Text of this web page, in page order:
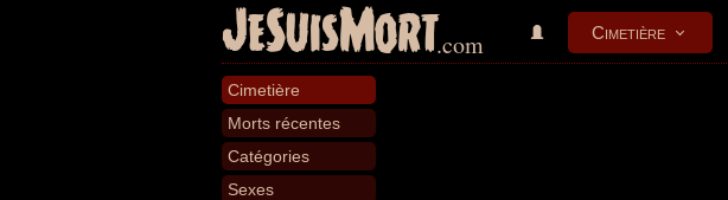
JeSuisMort.com Cimetière
Cimetière
Morts récentes
Catégories
Sexes